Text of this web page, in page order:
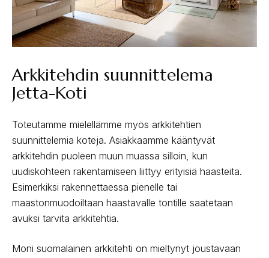
Arkkitehdin suunnittelema
Jetta-Koti
Toteutamme mielellämme myös arkkitehtien
suunnittelemia koteja. Asiakkaamme kääntyvät
arkkitehdin puoleen muun muassa silloin, kun
uudiskohteen rakentamiseen liittyy erityisiä haasteita.
Esimerkiksi rakennettaessa pienelle tai
maastonmuodoiltaan haastavalle tontille saatetaan
avuksi tarvita arkkitehtia.
Moni suomalainen arkkitehti on mieltynyt joustavaan